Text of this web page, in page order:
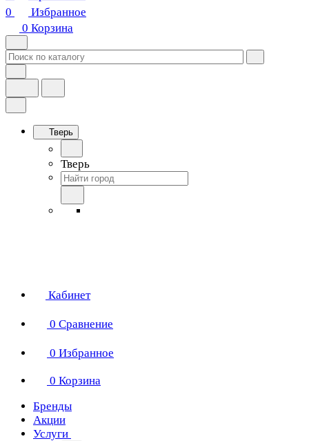
0
Избранное
0 Корзина
Тверь
Тверь
Кабинет
0 Сравнение
0 Избранное
0 Корзина
Бренды
Акции
Услуги